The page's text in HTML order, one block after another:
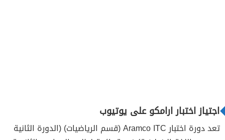
اجتياز اختبار ارامكو على يوتيوب
تعد دورة اختبار Aramco ITC (قسم الرياضيات) (الدورة الثانية